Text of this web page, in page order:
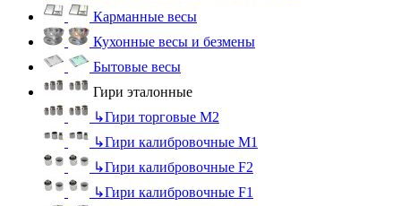
Карманные весы
Кухонные весы и безмены
Бытовые весы
Гири эталонные
↳Гири торговые М2
↳Гири калибровочные М1
↳Гири калибровочные F2
↳Гири калибровочные F1